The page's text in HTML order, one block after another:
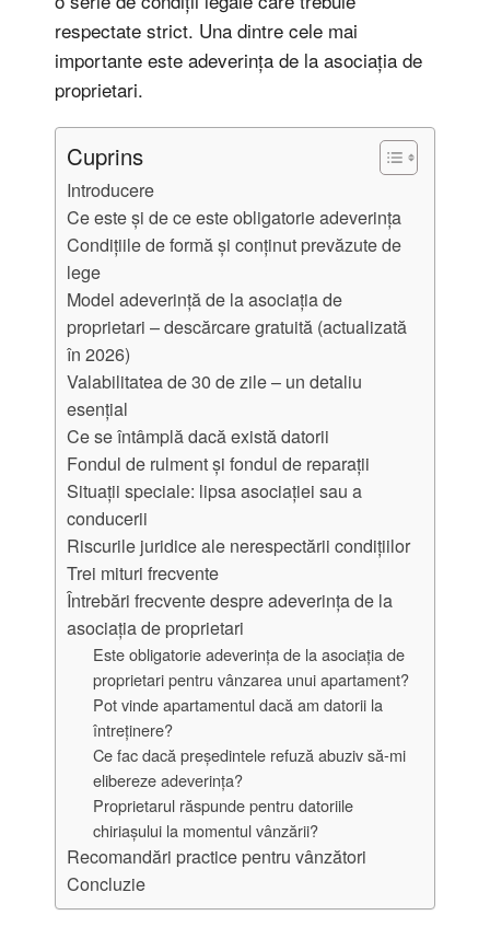
respectate strict. Una dintre cele mai
importante este adeverința de la asociația de
proprietari.
Cuprins
Introducere
Ce este și de ce este obligatorie adeverința
Condițiile de formă și conținut prevăzute de
lege
Model adeverință de la asociația de
proprietari – descărcare gratuită (actualizată
în 2026)
Valabilitatea de 30 de zile – un detaliu
esențial
Ce se întâmplă dacă există datorii
Fondul de rulment și fondul de reparații
Situații speciale: lipsa asociației sau a
conducerii
Riscurile juridice ale nerespectării condițiilor
Trei mituri frecvente
Întrebări frecvente despre adeverința de la
asociația de proprietari
Este obligatorie adeverința de la asociația de
proprietari pentru vânzarea unui apartament?
Pot vinde apartamentul dacă am datorii la
întreținere?
Ce fac dacă președintele refuză abuziv să-mi
elibereze adeverința?
Proprietarul răspunde pentru datoriile
chiriașului la momentul vânzării?
Recomandări practice pentru vânzători
Concluzie